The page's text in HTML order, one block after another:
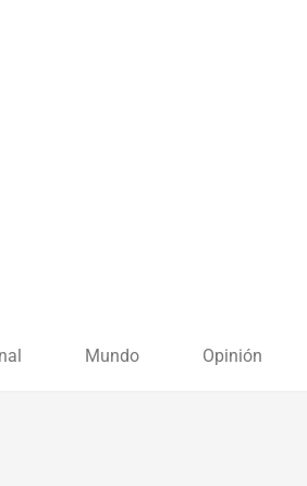
Mundo Opinión